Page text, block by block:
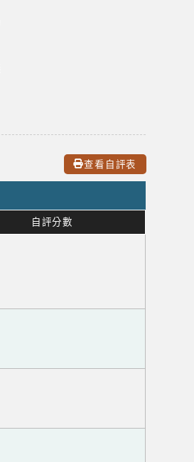
查看自評表
自評分數